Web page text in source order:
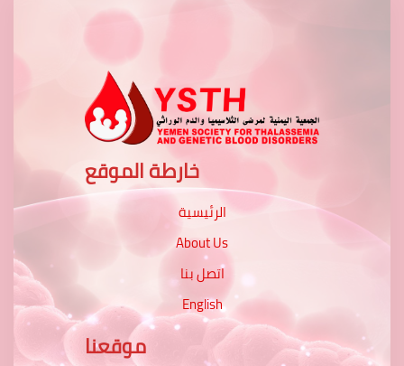
خارطة الموقع
الرئيسية
About Us
اتصل بنا
English
موقعنا